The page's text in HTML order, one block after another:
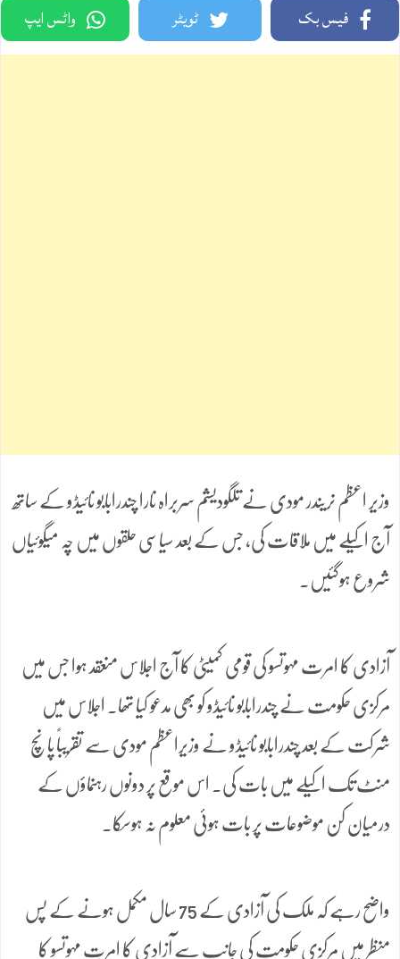
فیس بک ٹویٹر واٹس ایپ
وزیر اعظم نریندر مودی نے تلگودیشم سربراہ نارا چندرابابو نائیڈو کے ساتھ
آج اکیلے میں ملاقات کی، جس کے بعد سیاسی حلقوں میں چہ میگوئیاں
شروع ہوگئیں۔
آزادی کا امرت مہوتسو کی قومی کمیٹی کا آج اجلاس منعقد ہوا جس میں
مرکزی حکومت نے چندرابابو نائیڈو کو بھی مدعو کیا تھا۔ اجلاس میں
شرکت کے بعد چندرابابو نائیڈو نے وزیراعظم مودی سے تقریباً پانچ
منٹ تک اکیلے میں بات کی۔ اس موقع پر دونوں رہنماؤں کے
درمیان کن موضوعات پر بات ہوئی معلوم نہ ہوسکا۔
واضح رہے کہ ملک کی آزادی کے 75 سال مکمل ہونے کے پس
منظر میں مرکزی حکومت کی جانب سے آزادی کا امرت مہوتسو کا